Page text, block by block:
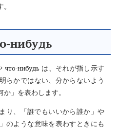
нибудь
что-нибудь は、それが指し示す
らかではない、分からないよう
」を表わします。
り、「誰でもいいから誰か」や
のような意味を表わすときにも